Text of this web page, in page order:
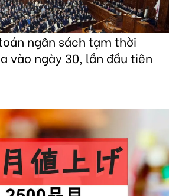
ngân sách tạm thời
vào ngày 30, lần đầu tiên